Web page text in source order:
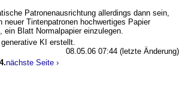
Patronenausrichtung allerdings dann sein,
neuer Tintenpatronen hochwertiges Papier
ein Blatt Normalpapier einzulegen.
KI erstellt.
08.05.06 07:44 (letzte Änderung)
4.nächste Seite ›